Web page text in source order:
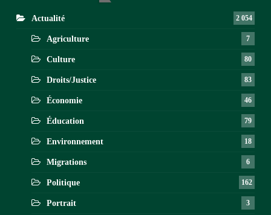
Actualité 2 054
Agriculture 7
Culture 80
Droits/Justice 83
Économie 46
Éducation 79
Environnement 18
Migrations 6
Politique 162
Portrait 3